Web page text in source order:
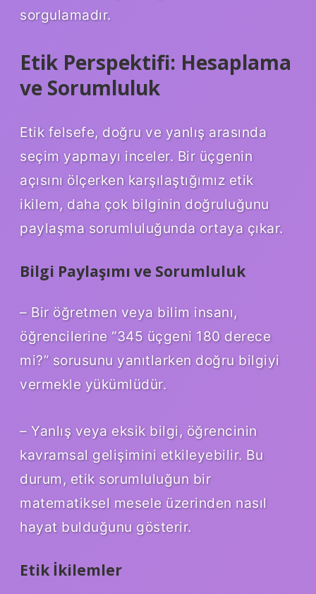
sorgulamadır.
Etik Perspektifi: Hesaplama
ve Sorumluluk
Etik felsefe, doğru ve yanlış arasında
seçim yapmayı inceler. Bir üçgenin
açısını ölçerken karşılaştığımız etik
ikilem, daha çok bilginin doğruluğunu
paylaşma sorumluluğunda ortaya çıkar.
Bilgi Paylaşımı ve Sorumluluk
– Bir öğretmen veya bilim insanı,
öğrencilerine “345 üçgeni 180 derece
mi?” sorusunu yanıtlarken doğru bilgiyi
vermekle yükümlüdür.
– Yanlış veya eksik bilgi, öğrencinin
kavramsal gelişimini etkileyebilir. Bu
durum, etik sorumluluğun bir
matematiksel mesele üzerinden nasıl
hayat bulduğunu gösterir.
Etik İkilemler